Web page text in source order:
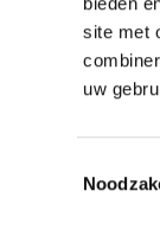
site met
uw
2026 © |